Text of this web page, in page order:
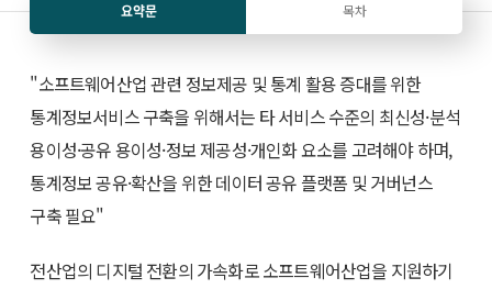
요약문 목차
"소프트웨어산업 관련 정보제공 및 통계 활용 증대를 위한
통계정보서비스 구축을 위해서는 타 서비스 수준의 최신성·분석
용이성·공유 용이성·정보 제공성·개인화 요소를 고려해야 하며,
통계정보 공유·확산을 위한 데이터 공유 플랫폼 및 거버넌스
구축 필요"
전산업의 디지털 전환의 가속화로 소프트웨어산업을 지원하기